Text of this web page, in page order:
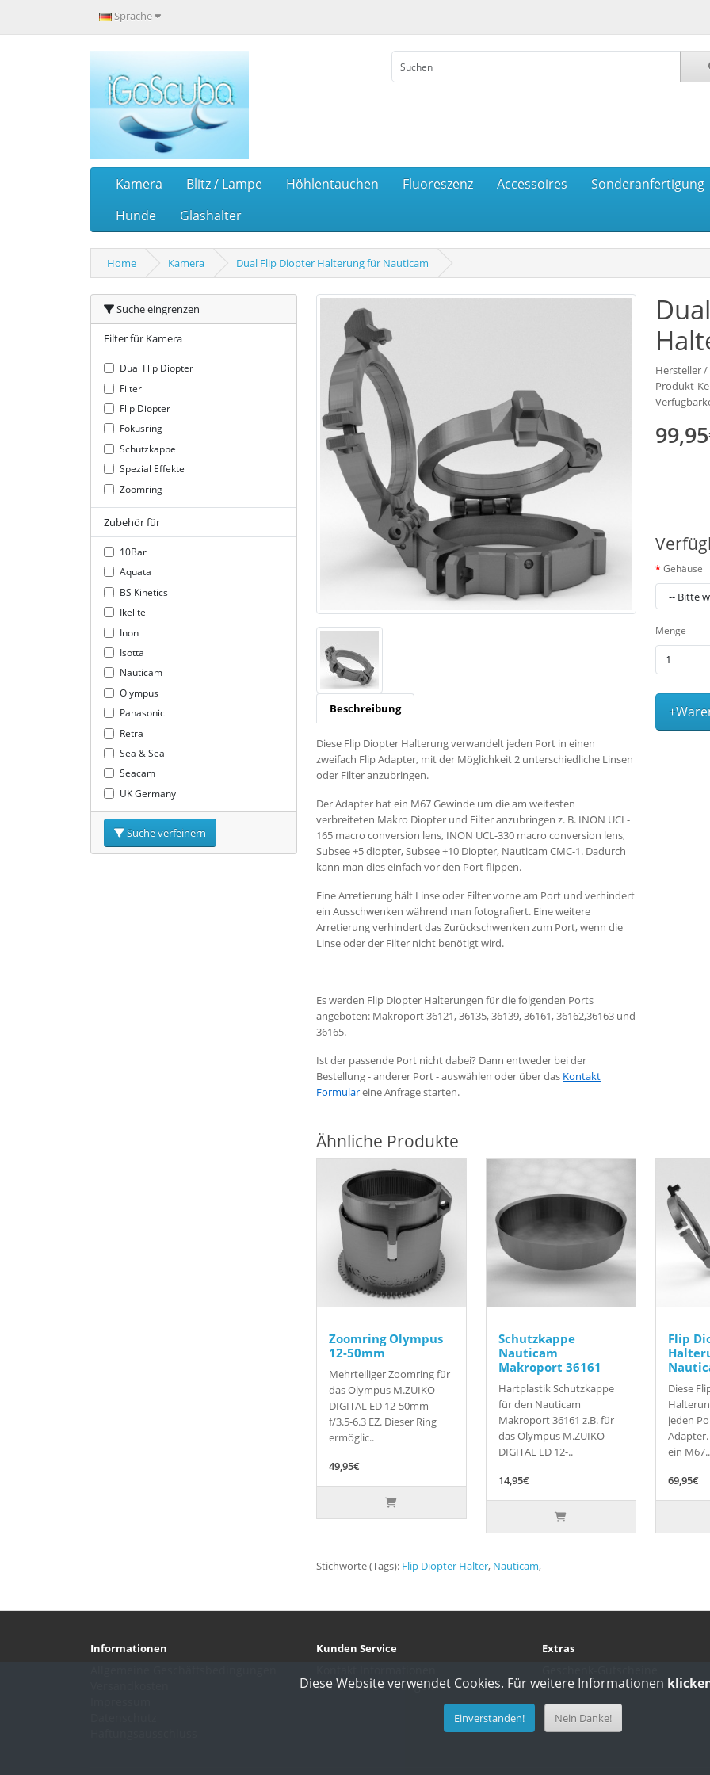
Sprache
Kamera Blitz / Lampe Höhlentauchen Fluoreszenz Accessoires Sonderanfertigung
Hunde
Glashalter
Home Kamera Dual Flip Diopter Halterung für Nauticam
Suche eingrenzen
Filter für Kamera
Dual Flip Diopter
Filter
Flip Diopter
Fokusring
Schutzkappe
Spezial Effekte
Zoomring
Zubehör für
10Bar
Aquata
BS Kinetics
Ikelite
Inon
Isotta
Nauticam
Olympus
Panasonic
Retra
Sea & Sea
Seacam
UK Germany
Suche verfeinern
Beschreibung
Diese Flip Diopter Halterung verwandelt jeden Port in einen
zweifach Flip Adapter, mit der Möglichkeit 2 unterschiedliche Linsen
oder Filter anzubringen.
Der Adapter hat ein M67 Gewinde um die am weitesten
verbreiteten Makro Diopter und Filter anzubringen z. B. INON UCL-
165 macro conversion lens, INON UCL-330 macro conversion lens,
Subsee +5 diopter, Subsee +10 Diopter, Nauticam CMC-1. Dadurch
kann man dies einfach vor den Port flippen.
Eine Arretierung hält Linse oder Filter vorne am Port und verhindert
ein Ausschwenken während man fotografiert. Eine weitere
Arretierung verhindert das Zurückschwenken zum Port, wenn die
Linse oder der Filter nicht benötigt wird.
Es werden Flip Diopter Halterungen für die folgenden Ports
angeboten: Makroport 36121, 36135, 36139, 36161, 36162,36163 und
36165.
Ist der passende Port nicht dabei? Dann entweder bei der
Bestellung - anderer Port - auswählen oder über das Kontakt
Formulareine Anfrage starten.
Hersteller
Produkt-
Gehäuse
Menge
Ähnliche Produkte
Zoomring Olympus
12-50mm
Mehrteiliger Zoomring für
das Olympus M.ZUIKO
DIGITAL ED 12-50mm
f/3.5-6.3 EZ. Dieser Ring
ermöglic..
49,95€
Schutzkappe
Nauticam
Makroport 36161
Hartplastik Schutzkappe
für den Nauticam
Makroport 36161 z.B. für
das Olympus M.ZUIKO
DIGITAL ED 12-..
14,95€
Flip
Diese
jeden
ein M67..
69,95€
Stichworte (Tags): Flip Diopter Halter, Nauticam,
Informationen Kunden Service
Warenrücksendungen
Extras
Diese Website verwendet Cookies. Für weitere Informationen
Einverstanden! Nein Danke!